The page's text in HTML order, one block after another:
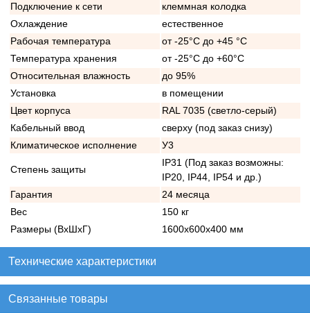
Подключение к сети
клеммная колодка
Охлаждение
естественное
Рабочая температура
от -25°C до +45 °C
Температура хранения
от -25°C до +60°C
Относительная влажность
до 95%
Установка
в помещении
Цвет корпуса
RAL 7035 (светло-серый)
Кабельный ввод
сверху (под заказ снизу)
Климатическое исполнение
У3
Степень защиты
IP31 (Под заказ возможны:
IP20, IP44, IP54 и др.)
Гарантия
24 месяца
Вес
150 кг
Размеры (ВхШхГ)
1600х600х400 мм
Технические характеристики
Связанные товары